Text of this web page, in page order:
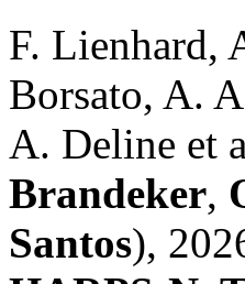
F. Lienhard,
Borsato, A.
A. Deline et
Brandeker,
Santos),